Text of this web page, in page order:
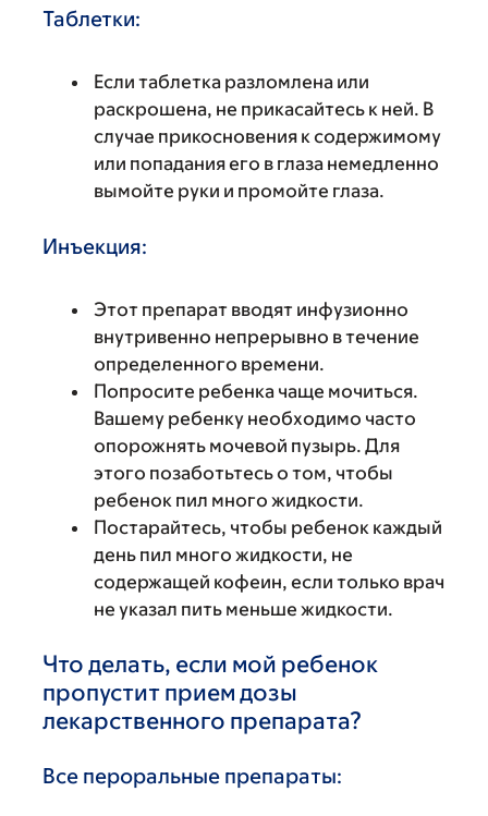
Таблетки:
Если таблетка разломлена или
раскрошена, не прикасайтесь к ней. В
случае прикосновения к содержимому
или попадания его в глаза немедленно
вымойте руки и промойте глаза.
Инъекция:
Этот препарат вводят инфузионно
внутривенно непрерывно в течение
определенного времени.
Попросите ребенка чаще мочиться.
Вашему ребенку необходимо часто
опорожнять мочевой пузырь. Для
этого позаботьтесь о том, чтобы
ребенок пил много жидкости.
Постарайтесь, чтобы ребенок каждый
день пил много жидкости, не
содержащей кофеин, если только врач
не указал пить меньше жидкости.
Что делать, если мой ребенок
пропустит прием дозы
лекарственного препарата?
Все пероральные препараты: